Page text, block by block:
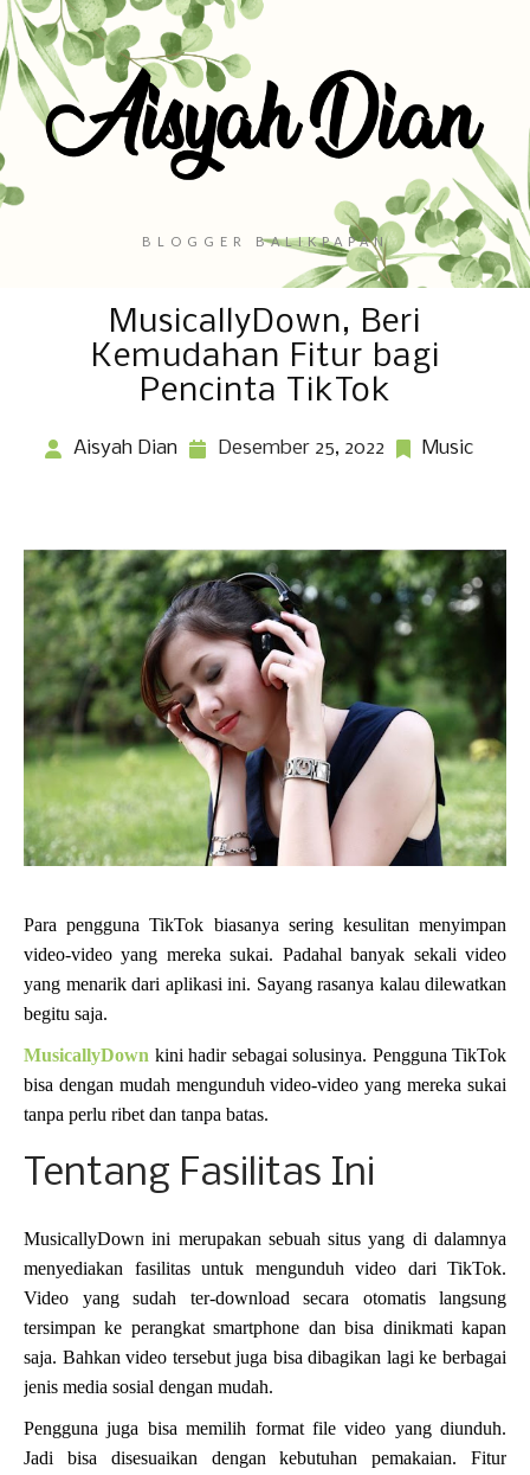
BLOGGER BALIKPAPAN
MusicallyDown, Beri
Kemudahan Fitur bagi
Pencinta TikTok
Aisyah Dian Desember 25, 2022 Music
Para pengguna TikTok biasanya sering kesulitan menyimpan
video-video yang mereka sukai. Padahal banyak sekali video
yang menarik dari aplikasi ini. Sayang rasanya kalau dilewatkan
begitu saja.
MusicallyDown kini hadir sebagai solusinya. Pengguna TikTok
bisa dengan mudah mengunduh video-video yang mereka sukai
tanpa perlu ribet dan tanpa batas.
Tentang Fasilitas Ini
MusicallyDown ini merupakan sebuah situs yang di dalamnya
menyediakan fasilitas untuk mengunduh video dari TikTok.
Video yang sudah ter-download secara otomatis langsung
tersimpan ke perangkat smartphone dan bisa dinikmati kapan
saja. Bahkan video tersebut juga bisa dibagikan lagi ke berbagai
jenis media sosial dengan mudah.
Pengguna juga bisa memilih format file video yang diunduh.
Jadi bisa disesuaikan dengan kebutuhan pemakaian. Fitur